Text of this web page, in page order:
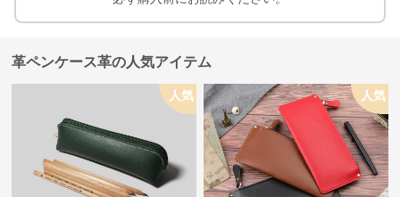
革ペンケース革の人気アイテム
人気 人気